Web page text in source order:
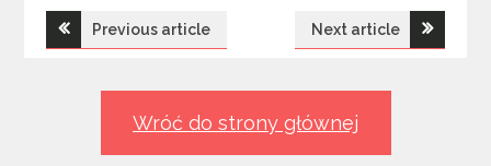
Nawigacja
Previous article Next article
Wróć do strony głównej